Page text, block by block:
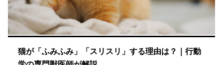
猫が「ふみふみ」「スリスリ」する理由は？｜行動